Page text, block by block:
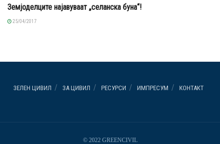
Земјоделците најавуваат „селанска буна“!
25/04/2017
ЗЕЛЕН ЦИВИЛ ЗА ЦИВИЛ РЕСУРСИ ИМПРЕСУМ КОНТАКТ
© 2022 GREENCIVIL